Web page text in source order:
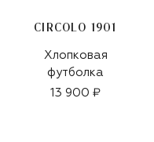
CIRCOLO 1901
Хлопковая
футболка
13 900 ₽